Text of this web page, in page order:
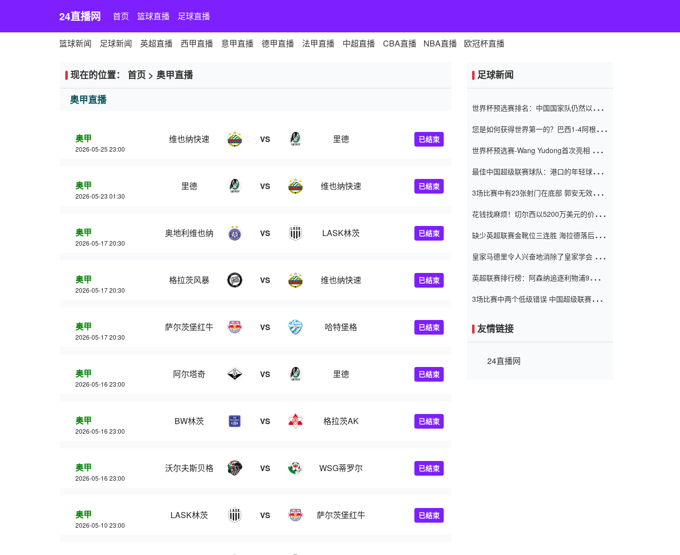
24直播网 首页 篮球直播 足球直播
篮球新闻 足球新闻 英超直播 西甲直播 意甲直播 德甲直播 法甲直播 中超直播 CBA直播 NBA直播 欧冠杯直播
现在的位置： 首页 > 奥甲直播
奥甲直播
奥甲
2026-05-25 23:00
维也纳快速 VS 里德 已结束
奥甲
2026-05-23 01:30
里德 VS 维也纳快速 已结束
奥甲
2026-05-17 20:30
奥地利维也纳 VS LASK林茨 已结束
奥甲
2026-05-17 20:30
格拉茨风暴 VS 维也纳快速 已结束
奥甲
2026-05-17 20:30
萨尔茨堡红牛 VS 哈特堡格 已结束
奥甲
2026-05-16 23:00
阿尔塔奇 VS 里德 已结束
奥甲
2026-05-16 23:00
BW林茨 VS 格拉茨AK 已结束
奥甲
2026-05-16 23:00
沃尔夫斯贝格 VS WSG蒂罗尔 已结束
奥甲
2026-05-10 23:00
LASK林茨 VS 萨尔茨堡红牛 已结束
足球新闻
世界杯预选赛排名：中国国家队仍然以6分
您是如何获得世界第一的？巴西1-4阿根
世界杯预选赛-Wang Yudong首次亮相 中国
最佳中国超级联赛球队：港口的年轻球员在
（Taishan）
3场比赛中有23张射门在底部 郭安无效传球
花钱找麻烦！切尔西以5200万美元的价格
窗口
缺少英超联赛金靴位三连胜 海拉德落后6球
皇家马德里令人兴奋地消除了皇家学会 安
英超联赛排行榜：阿森纳追逐利物浦9分 曼
3场比赛中两个低级错误 中国超级联赛的前
友情链接
24直播网